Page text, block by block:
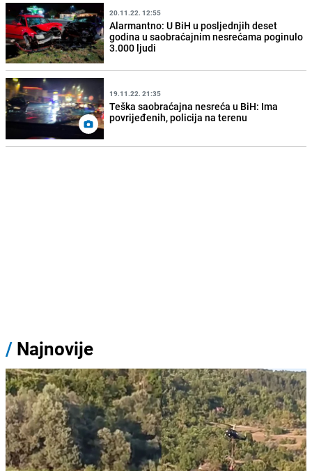
20.11.22. 12:55
Alarmantno: U BiH u posljednjih deset
godina u saobraćajnim nesrećama poginulo
3.000 ljudi
19.11.22. 21:35
Teška saobraćajna nesreća u BiH: Ima
povrijeđenih, policija na terenu
/ Najnovije